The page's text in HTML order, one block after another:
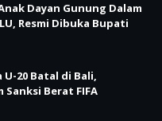
Dayan Gunung Dalam
Resmi Dibuka Bupati
20 Batal di Bali,
Berat FIFA